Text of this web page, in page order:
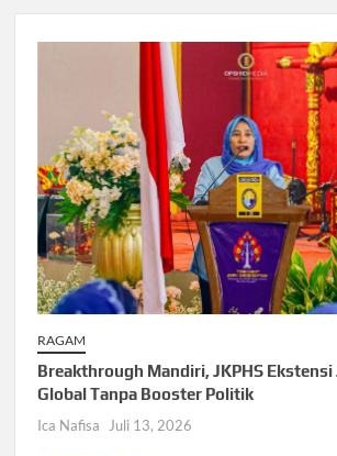
RAGAM
Breakthrough Mandiri, JKPHS Ekstensi
Global Tanpa Booster Politik
Ica Nafisa Juli 13, 2026